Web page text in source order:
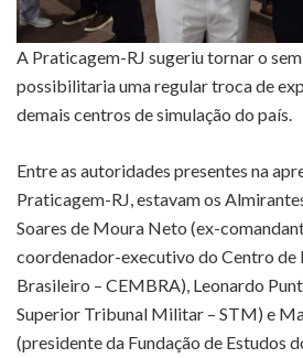
A Praticagem-RJ sugeriu tornar o
possibilitaria uma regular troca de
demais centros de simulação do país.
Entre as autoridades presentes na
Praticagem-RJ, estavam os
Soares de Moura Neto (ex-
coordenador-executivo do Centro de
Brasileiro – CEMBRA), Leonardo
Superior Tribunal Militar – STM) e
(presidente da Fundação de Estudos